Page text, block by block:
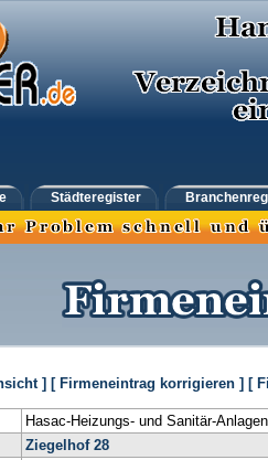
Städteregister
] [ Firmeneintrag korrigieren ] [
Hasac-Heizungs- und Sanitär-
Ziegelhof 28